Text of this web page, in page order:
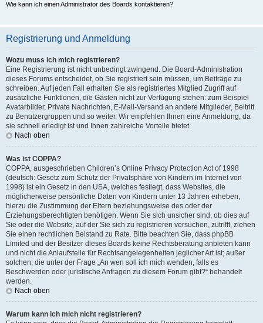
Wie kann ich einen Administrator des Boards kontaktieren?
Registrierung und Anmeldung
Wozu muss ich mich registrieren?
Eine Registrierung ist nicht unbedingt zwingend. Die Board-Administration
dieses Forums entscheidet, ob Sie registriert sein müssen, um Beiträge zu
schreiben. Auf jeden Fall erhalten Sie als registriertes Mitglied Zugriff auf
zusätzliche Funktionen, die Gästen nicht zur Verfügung stehen: zum Beispiel
Avatarbilder, Private Nachrichten, E-Mail-Versand an andere Mitglieder, Beitritt
zu Benutzergruppen und so weiter. Wir empfehlen Ihnen eine Anmeldung, da
sie schnell erledigt ist und Ihnen zahlreiche Vorteile bietet.
Nach oben
Was ist COPPA?
COPPA, ausgeschrieben Children’s Online Privacy Protection Act of 1998
(deutsch: Gesetz zum Schutz der Privatsphäre von Kindern im Internet von
1998) ist ein Gesetz in den USA, welches festlegt, dass Websites, die
möglicherweise persönliche Daten von Kindern unter 13 Jahren erheben,
hierzu die Zustimmung der Eltern beziehungsweise des oder der
Erziehungsberechtigten benötigen. Wenn Sie sich unsicher sind, ob dies auf
Sie oder die Website, auf der Sie sich zu registrieren versuchen, zutrifft, ziehen
Sie einen rechtlichen Beistand zu Rate. Bitte beachten Sie, dass phpBB
Limited und der Besitzer dieses Boards keine Rechtsberatung anbieten kann
und nicht die Anlaufstelle für Rechtsangelegenheiten jeglicher Art ist; außer
solchen, die unter der Frage „An wen soll ich mich wenden, falls es
Beschwerden oder juristische Anfragen zu diesem Forum gibt?“ behandelt
werden.
Nach oben
Warum kann ich mich nicht registrieren?